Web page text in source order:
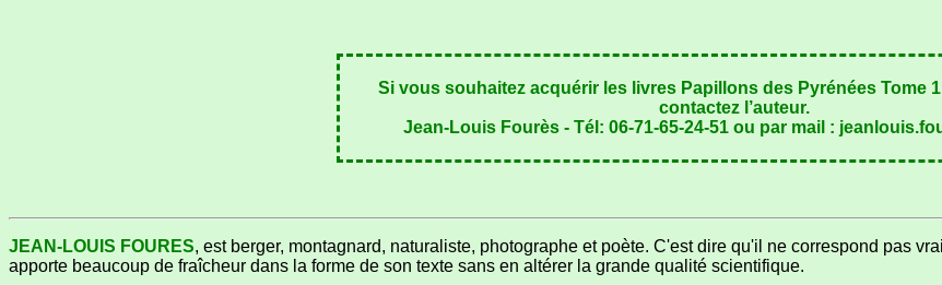
Si vous souhaitez acquérir les livres Papillons des Pyrénées Tome
contactez l’auteur.
Jean-Louis Fourès - Tél: 06-71-65-24-51 ou par mail :
JEAN-LOUIS FOURES, est berger, montagnard, naturaliste, photographe et poète. C'est dire qu'il ne correspond pas
apporte beaucoup de fraîcheur dans la forme de son texte sans en altérer la grande qualité scientifique.